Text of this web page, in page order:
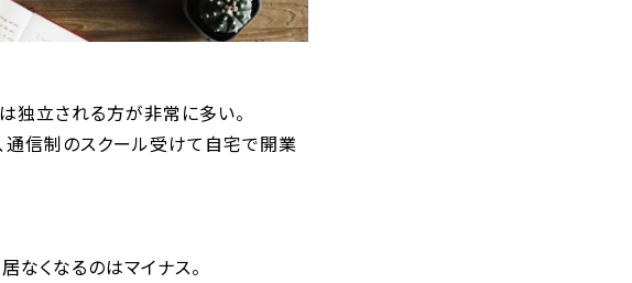
独立される方が非常に多い。
信制のスクール受けて自宅で開業
なくなるのはマイナス。